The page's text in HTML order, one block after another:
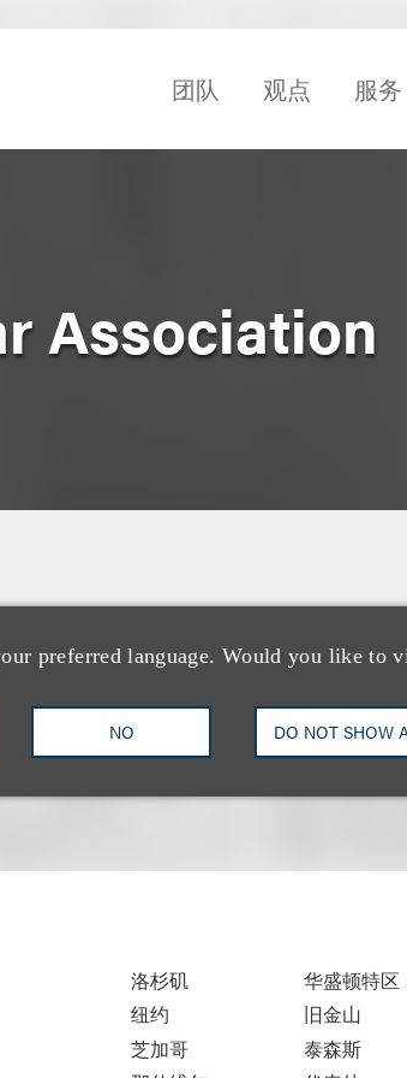
团队 观点 服务
preferred language. Would you like to
NO DO NOT SHOW
Association
洛杉矶
纽约
芝加哥
华盛顿特区
旧金山
泰森斯